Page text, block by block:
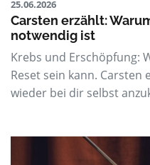
25.06.2026
Carsten erzählt:
notwendig ist
Krebs und Erschöpfung:
Reset sein kann. Carsten
wieder bei dir selbst